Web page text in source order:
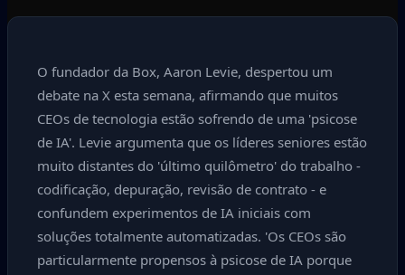
O fundador da Box, Aaron Levie, despertou um
debate na X esta semana, afirmando que muitos
CEOs de tecnologia estão sofrendo de uma 'psicose
de IA'. Levie argumenta que os líderes seniores estão
muito distantes do 'último quilômetro' do trabalho -
codificação, depuração, revisão de contrato - e
confundem experimentos de IA iniciais com
soluções totalmente automatizadas. 'Os CEOs são
particularmente propensos à psicose de IA porque